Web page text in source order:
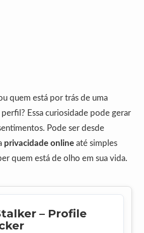
quem está por trás de uma
Essa curiosidade pode gerar
Pode ser desde
privacidade online até simples
quem está de olho em sua vida.
– Profile